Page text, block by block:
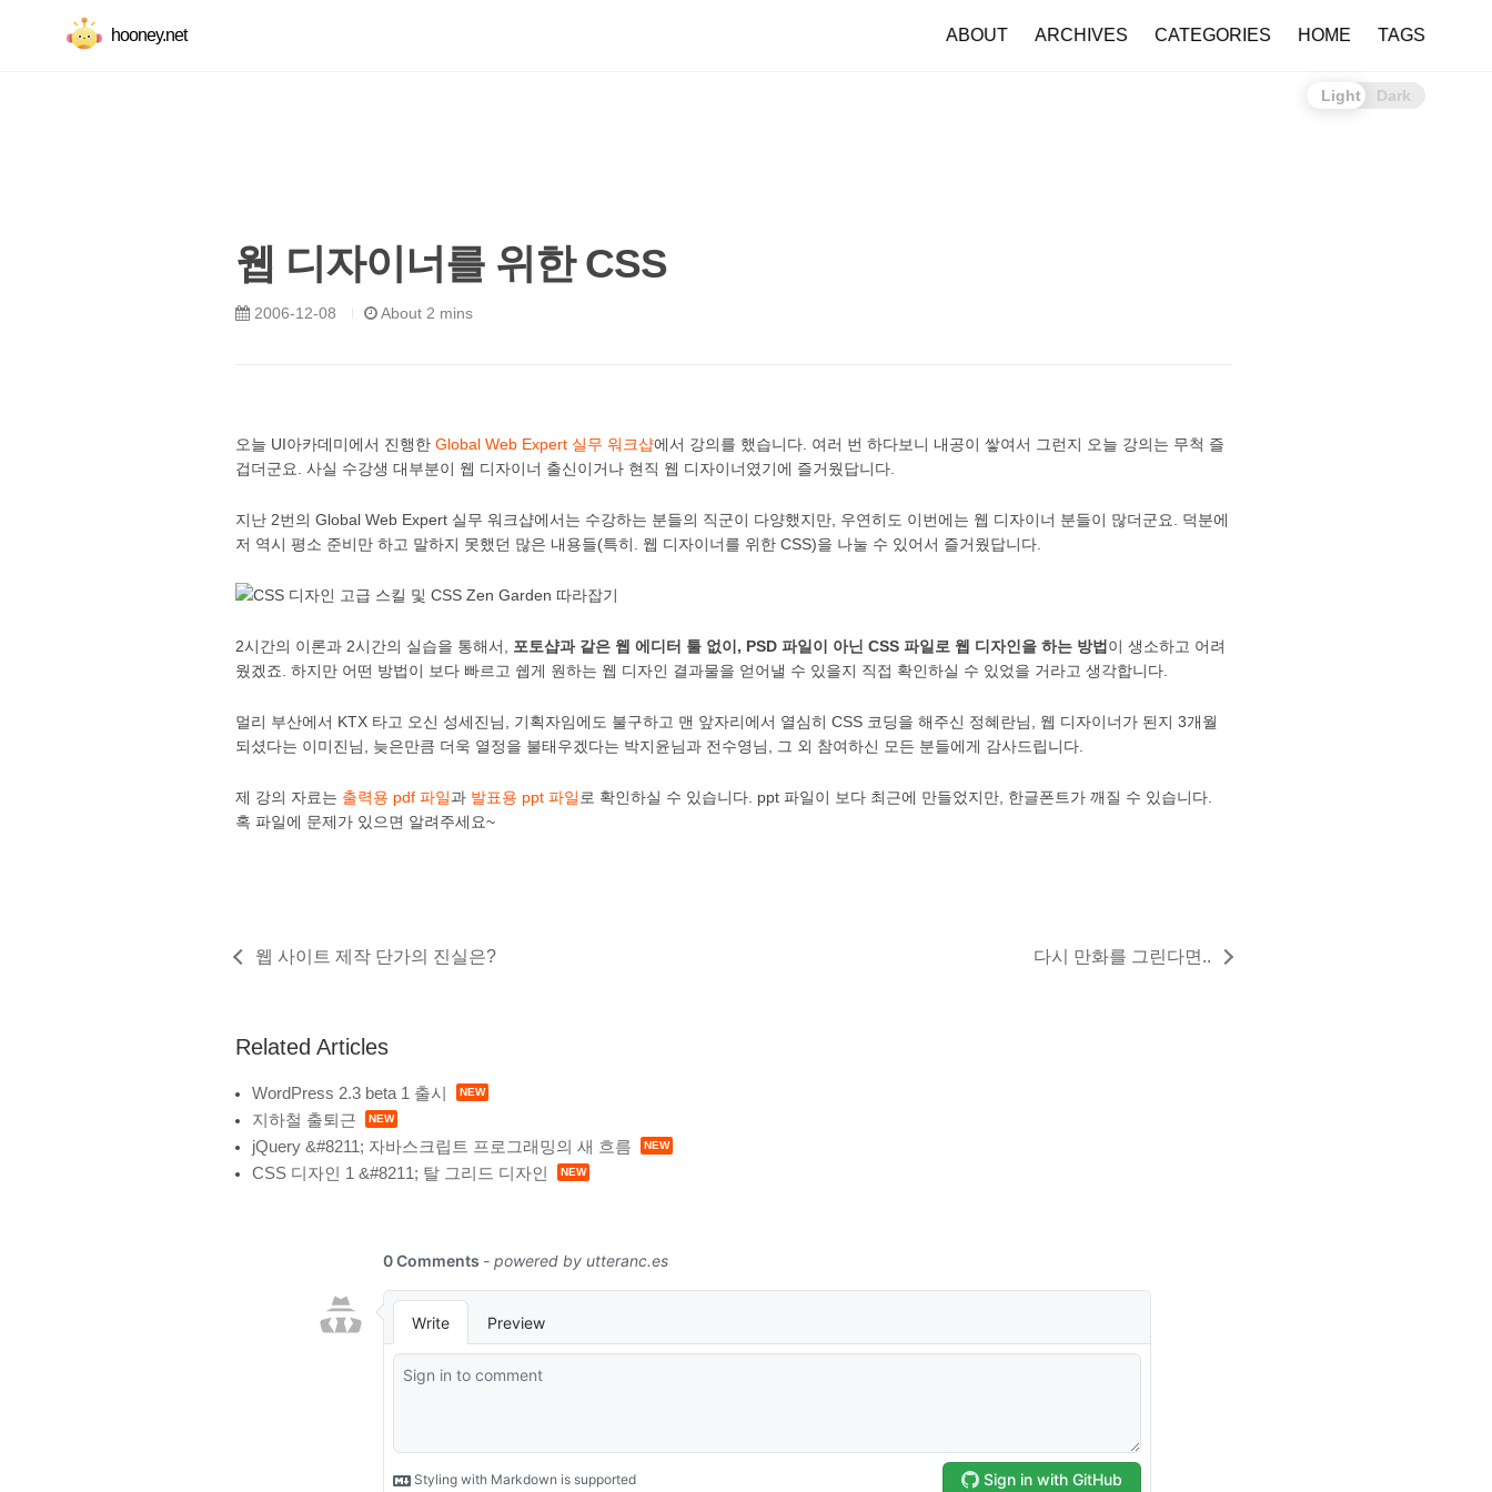
hooney.net ABOUT ARCHIVES CATEGORIES HOME TAGS
Light Dark
웹 디자이너를 위한 CSS
2006-12-08 About 2 mins
오늘 UI아카데미에서 진행한 Global Web Expert 실무 워크샵에서 강의를 했습니다. 여러 번 하다보니 내공이 쌓여서 그런지 오늘 강의는 무척 즐
겁더군요. 사실 수강생 대부분이 웹 디자이너 출신이거나 현직 웹 디자이너였기에 즐거웠답니다.
지난 2번의 Global Web Expert 실무 워크샵에서는 수강하는 분들의 직군이 다양했지만, 우연히도 이번에는 웹 디자이너 분들이 많더군요. 덕분에
저 역시 평소 준비만 하고 말하지 못했던 많은 내용들(특히. 웹 디자이너를 위한 CSS)을 나눌 수 있어서 즐거웠답니다.
2시간의 이론과 2시간의 실습을 통해서, 포토샵과 같은 웹 에디터 툴 없이, PSD 파일이 아닌 CSS 파일로 웹 디자인을 하는 방법 이 생소하고 어려
웠겠죠. 하지만 어떤 방법이 보다 빠르고 쉡게 원하는 웹 디자인 결과물을 얻어낼 수 있을지 직접 확인하실 수 있었을 거라고 생각합니다.
멀리 부산에서 KTX 타고 오신 성세진님, 기획자임에도 불구하고 맨 앞자리에서 열심히 CSS 코딩을 해주신 정혜란님, 웹 디자이너가 된지 3개월
되셨다는 이미진님, 늦은만큼 더욱 열정을 불태우겠다는 박지윤님과 전수영님, 그 외 참여하신 모든 분들에게 감사드립니다.
제 강의 자료는 출력용 pdf 파일과 발표용 ppt 파일 로 확인하실 수 있습니다. ppt 파일이 보다 최근에 만들었지만, 한글폰트가 깨질 수 있습니다.
혹 파일에 문제가 있으면 알려주세요~
웹 사이트 제작 단가의 진실은? 다시 만화를 그린다면..
Related Articles
WordPress 2.3 beta 1 출시
지하철 출퇴근
jQuery &#8211; 자바스크립트 프로그래밍의 새 흐름
CSS 디자인 1 &#8211; 탈 그리드 디자인